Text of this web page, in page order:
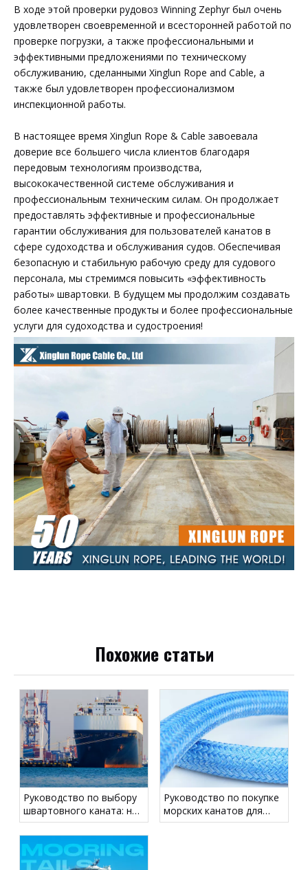
В ходе этой проверки рудовоз Winning Zephyr был очень
удовлетворен своевременной и всесторонней работой по
проверке погрузки, а также профессиональными и
эффективными предложениями по техническому
обслуживанию, сделанными Xinglun Rope and Cable, а
также был удовлетворен профессионализмом
инспекционной работы.
В настоящее время Xinglun Rope & Cable завоевала
доверие все большего числа клиентов благодаря
передовым технологиям производства,
высококачественной системе обслуживания и
профессиональным техническим силам. Он продолжает
предоставлять эффективные и профессиональные
гарантии обслуживания для пользователей канатов в
сфере судоходства и обслуживания судов. Обеспечивая
безопасную и стабильную рабочую среду для судового
персонала, мы стремимся повысить «эффективность
работы» швартовки. В будущем мы продолжим создавать
более качественные продукты и более профессиональные
услуги для судоходства и судостроения!
Похожие статьи
Руководство по выбору
швартовного каната: не
вводите в заблуждение
по поводу диаметра —
сосредоточьтесь на
LDBF
Руководство по покупке
морских канатов для
коммерческих, рабочих и